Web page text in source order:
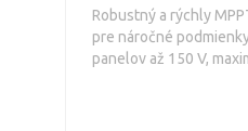
Robustný a rýchly
pre náročné
panelov až 150 V,
záruka 5 rokov.